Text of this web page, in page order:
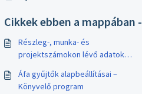
Cikkek ebben a mappában -
Részleg-, munka- és
projektszámokon lévő adatok
számra
Áfa gyűjtők alapbeállításai –
Könyvelő program